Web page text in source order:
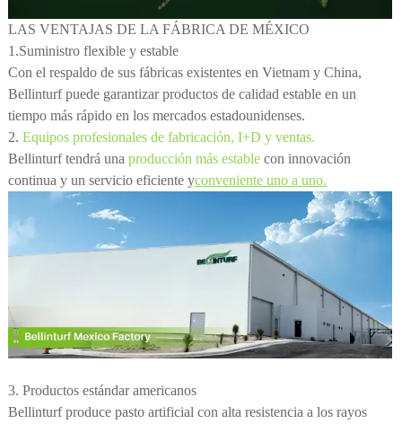
LAS VENTAJAS DE LA FÁBRICA DE MÉXICO
1.Suministro flexible y estable
Con el respaldo de sus fábricas existentes en Vietnam y China,
Bellinturf puede garantizar productos de calidad estable en un
tiempo más rápido en los mercados estadounidenses.
2. Equipos profesionales de fabricación, I+D y ventas.
Bellinturf tendrá una producción más establecon innovación
continua y un servicio eficiente yconveniente uno a uno.
3. Productos estándar americanos
Bellinturf produce pasto artificial con alta resistencia a los rayos